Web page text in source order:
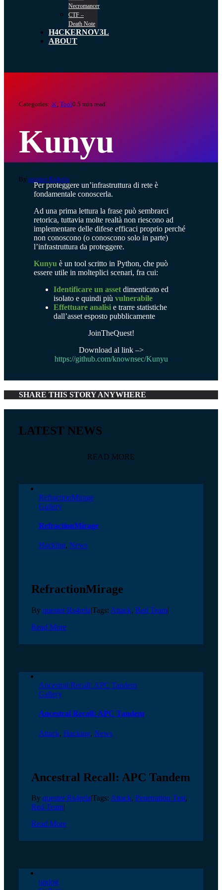
Necromancer
CTF –
Death Note
H4CKERNOV3L
ABOUT
Categories: ⚔️ Tool0.5 min read
Kunyu
By quester Rs4rela
Per proteggere un’infrastruttura di rete è
fondamentale conoscerla.
Ad una prima lettura la frase può sembrarci
retorica, tuttavia molte realtà non riescono ad
implementare delle difese efficaci proprio perché
non conoscono (o conoscono solo in parte)
l’infrastruttura da proteggere.
Kunyu è un tool scritto in Python, che può
essere utile in molteplici scenari, fra cui:
Identificare un assetdimenticato ed
isolato e quindi più vulnerabile
Effettuare analisie trarre statistiche
dall’asset esposto pubblicamente
JoinTheQuest!
Download al link –>
https://github.com/knownsec/Kunyu
SHARE THIS STORY ANYWHERE
LATEST NEWS
READ MORE
RefractionMirage
Gallery
RefractionMirage
Hacking, News
RefractionMirage
By quester Rs4rela|Tags: Attack, Red Team|
Read More
Ancestral Recall: APC Tandem
Gallery
Ancestral Recall: APC Tandem
Attack, Hacking, News
Ancestral Recall: APC Tandem
By quester Rs4rela|Tags: Attack, Penetration Test,
Red Team|
Read More
updog